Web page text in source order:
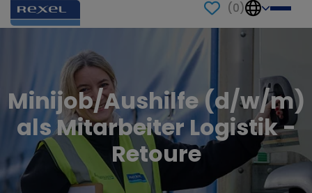
(0)
Minijob/Aushilfe (d/w/m)
als Mitarbeiter Logistik -
Retoure